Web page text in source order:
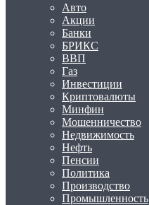
Авто
Акции
Банки
БРИКС
ВВП
Газ
Инвестиции
Криптовалюты
Минфин
Мошенничество
Недвижимость
Нефть
Пенсии
Политика
Производство
Промышленность